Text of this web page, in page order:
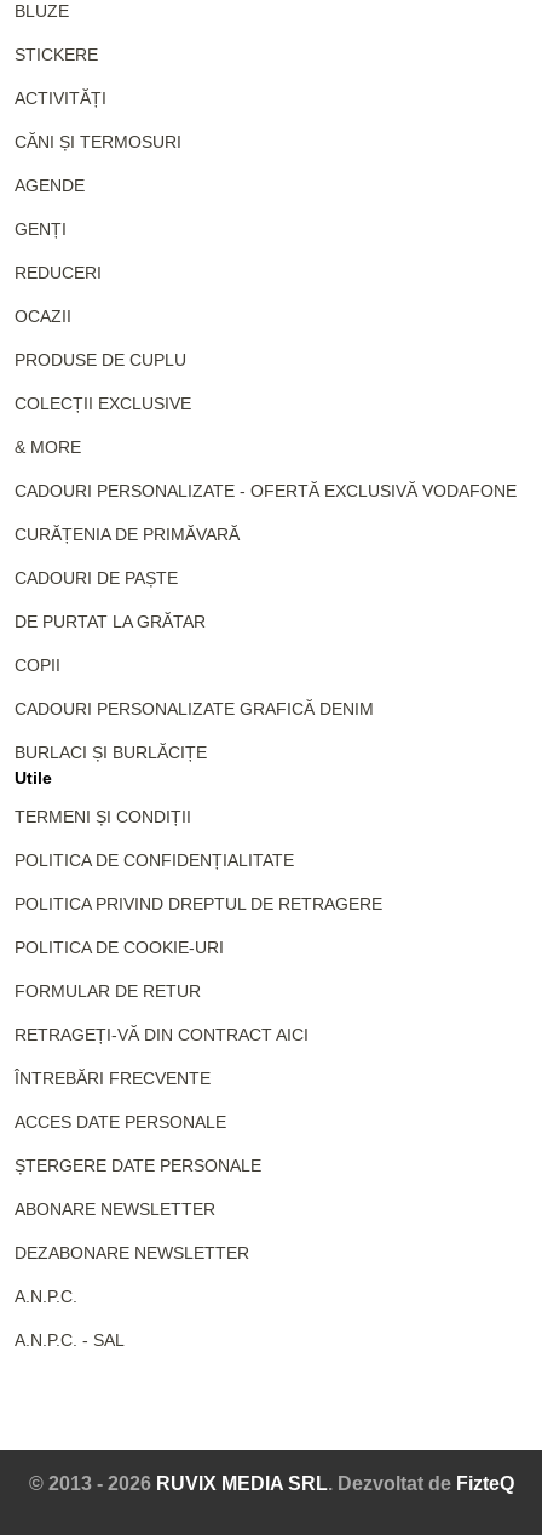
BLUZE
STICKERE
ACTIVITĂȚI
CĂNI ȘI TERMOSURI
AGENDE
GENȚI
REDUCERI
OCAZII
PRODUSE DE CUPLU
COLECȚII EXCLUSIVE
& MORE
CADOURI PERSONALIZATE - OFERTĂ EXCLUSIVĂ VODAFONE
CURĂȚENIA DE PRIMĂVARĂ
CADOURI DE PAȘTE
DE PURTAT LA GRĂTAR
COPII
CADOURI PERSONALIZATE GRAFICĂ DENIM
BURLACI ȘI BURLĂCIȚE
Utile
TERMENI ȘI CONDIȚII
POLITICA DE CONFIDENȚIALITATE
POLITICA PRIVIND DREPTUL DE RETRAGERE
POLITICA DE COOKIE-URI
FORMULAR DE RETUR
RETRAGEȚI-VĂ DIN CONTRACT AICI
ÎNTREBĂRI FRECVENTE
ACCES DATE PERSONALE
ȘTERGERE DATE PERSONALE
ABONARE NEWSLETTER
DEZABONARE NEWSLETTER
A.N.P.C.
A.N.P.C. - SAL
© 2013 - 2026 RUVIX MEDIA SRL. Dezvoltat de FizteQ